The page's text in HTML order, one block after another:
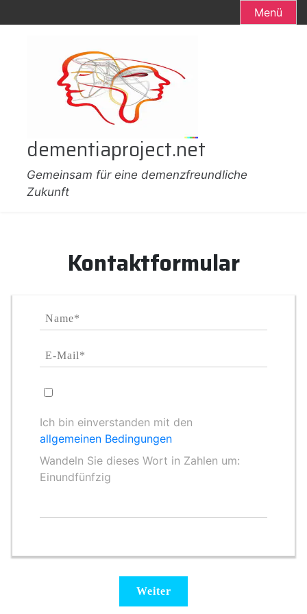
Menü
dementiaproject.net
Gemeinsam für eine demenzfreundliche
Zukunft
Kontaktformular
Ich bin einverstanden mit den
allgemeinen Bedingungen
Wandeln Sie dieses Wort in Zahlen um:
Einundfünfzig